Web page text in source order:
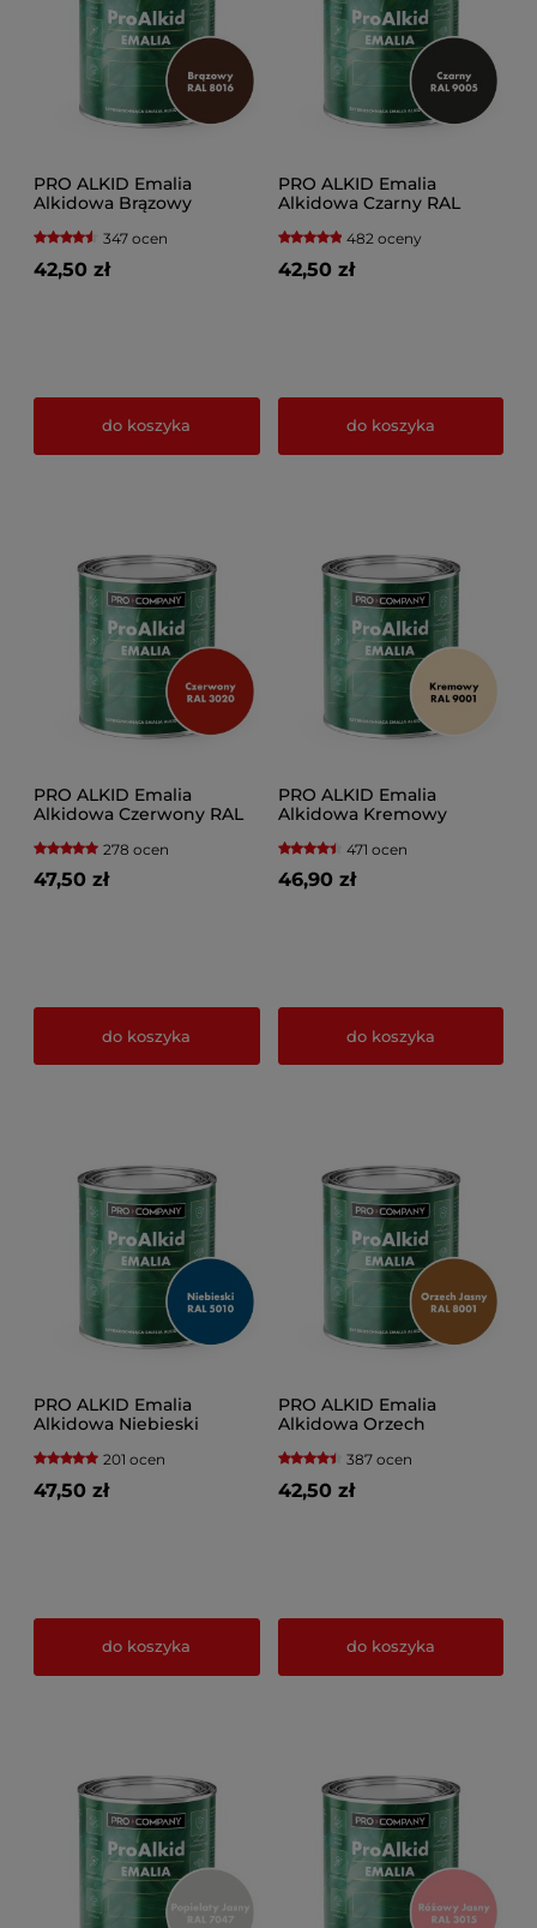
PRO ALKID Emalia
Alkidowa Brązowy
347 ocen
42,50 zł
do koszyka
PRO ALKID Emalia
Alkidowa Czarny RAL
482 oceny
42,50 zł
do koszyka
PRO ALKID Emalia
Alkidowa Czerwony RAL
278 ocen
47,50 zł
do koszyka
PRO ALKID Emalia
Alkidowa Kremowy
471 ocen
46,90 zł
do koszyka
PRO ALKID Emalia
Alkidowa Niebieski
201 ocen
47,50 zł
do koszyka
PRO ALKID Emalia
Alkidowa Orzech
387 ocen
42,50 zł
do koszyka